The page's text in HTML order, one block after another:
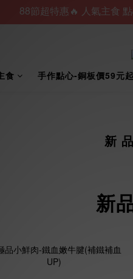
食 手作點心-銅板價59元起
新
新
88節超特惠🔥 人氣主食